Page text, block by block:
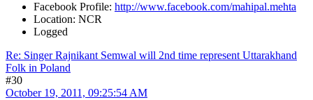
Facebook Profile: http://www.facebook.com/mahipal.mehta
Location: NCR
Logged
Re: Singer Rajnikant Semwal will 2nd time represent Uttarakhand
Folk in Poland
#30
October 19, 2011, 09:25:54 AM